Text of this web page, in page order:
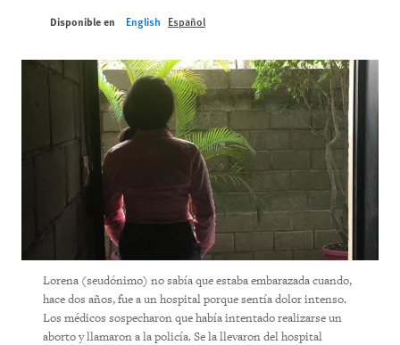
Disponible en English Español
Lorena (seudónimo) no sabía que estaba embarazada cuando,
hace dos años, fue a un hospital porque sentía dolor intenso.
Los médicos sospecharon que había intentado realizarse un
aborto y llamaron a la policía. Se la llevaron del hospital